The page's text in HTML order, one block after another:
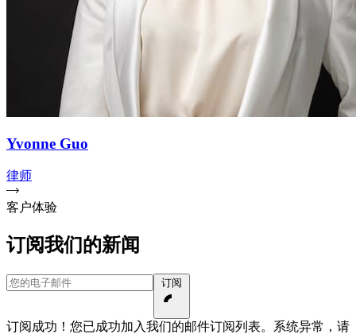
Yvonne Guo
律师
客户体验
订阅我们的新闻
您的电子邮件
订阅成功！您已成功加入我们的邮件订阅列表。 系统异常，请